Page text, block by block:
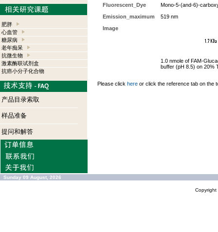
肥胖
心血管
糖尿病
老年痴呆
抗微生物
激素酶联试剂盒
抗癌小分子化合物
产品目录索取
样品准备
提问和解答
Fluorescent_Dye
Mono-5-(and-6)-
Emission_maximum
519 nm
Image
1.0 nmole of FAM-
buffer (pH 8.5) on 20%
Please click here or click the reference tab on the
Sunday 09 August, 2026